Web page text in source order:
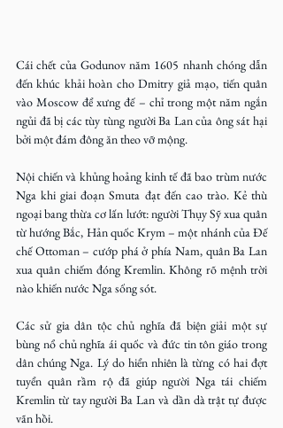
Cái chết của Godunov năm 1605 nhanh chóng dẫn
đến khúc khải hoàn cho Dmitry giả mạo, tiến quân
vào Moscow để xưng đế – chỉ trong một năm ngắn
ngủi đã bị các tùy tùng người Ba Lan của ông sát hại
bởi một đám đông ăn theo vỡ mộng.
Nội chiến và khủng hoảng kinh tế đã bao trùm nước
Nga khi giai đoạn Smuta đạt đến cao trào. Kẻ thù
ngoại bang thừa cơ lấn lướt: người Thụy Sỹ xua quân
từ hướng Bắc, Hản quốc Krym – một nhánh của Đế
chế Ottoman – cướp phá ở phía Nam, quân Ba Lan
xua quân chiếm đóng Kremlin. Không rõ mệnh trời
nào khiến nước Nga sống sót.
Các sử gia dân tộc chủ nghĩa đã biện giải một sự
bùng nổ chủ nghĩa ái quốc và đức tin tôn giáo trong
dân chúng Nga. Lý do hiển nhiên là từng có hai đợt
tuyển quân rầm rộ đã giúp người Nga tái chiếm
Kremlin từ tay người Ba Lan và dần dà trật tự được
vãn hồi.